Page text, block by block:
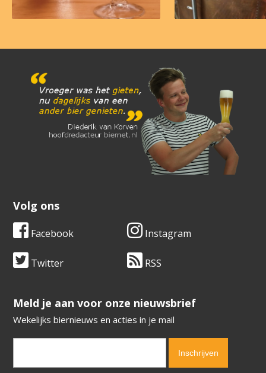
Volg ons
Facebook Instagram
Twitter RSS
​​​​​​​Meld je aan voor onze nieuwsbrief
Wekelijks biernieuws en acties in je mail